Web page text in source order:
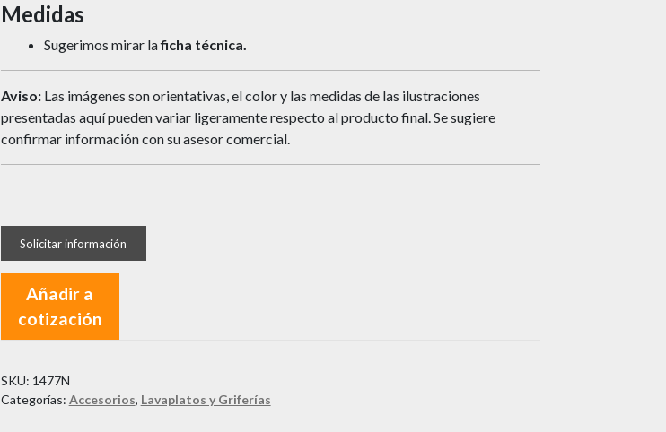
Medidas
Sugerimos mirar laficha técnica.
Aviso: Las imágenes son orientativas, el color y las medidas de las ilustraciones
presentadas aquí pueden variar ligeramente respecto al producto final. Se sugiere
confirmar información con su asesor comercial.
Añadir a
cotización
SKU: 1477N
Categorías: Accesorios, Lavaplatos y Griferías